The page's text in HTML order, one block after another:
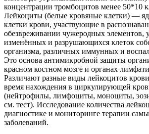
концентрации тромбоцитов менее 50*10
Лейкоциты (белые кровяные клетки) —
клетки крови, участвующие в
обезвреживании чужеродных элементов,
изменённых и разрушающихся клеток
организма, различных иммунных и
Это основа антимикробной защиты
красном костном мозге и органах
Различают разные виды лейкоцитов
время нахождения в циркулирующей
(нейтрофилы, лимфоциты, моноциты,
см. тест). Исследование количества
диагностике и мониторинге терапии
заболеваний.